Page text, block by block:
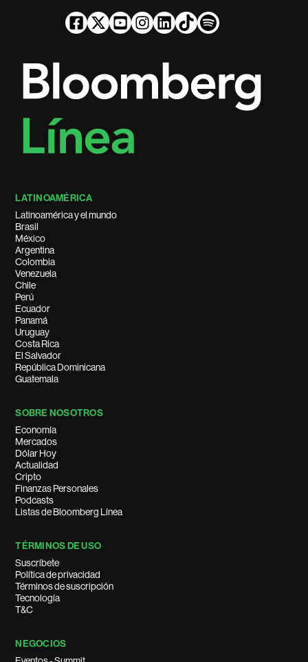
LATINOAMÉRICA
Latinoamérica y el mundo
Brasil
México
Argentina
Colombia
Venezuela
Chile
Perú
Ecuador
Panamá
Uruguay
Costa Rica
El Salvador
República Dominicana
Guatemala
SOBRE NOSOTROS
Economía
Mercados
Dólar Hoy
Actualidad
Cripto
Finanzas Personales
Podcasts
Listas de Bloomberg Línea
TÉRMINOS DE USO
Suscríbete
Política de privacidad
Términos de suscripción
Tecnología
T&C
NEGOCIOS